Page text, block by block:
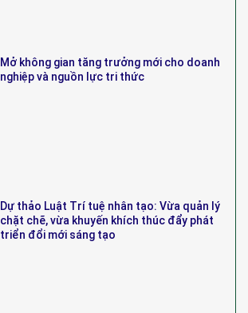
Mở không gian tăng trưởng mới cho doanh
nghiệp và nguồn lực tri thức
Dự thảo Luật Trí tuệ nhân tạo: Vừa quản lý
chặt chẽ, vừa khuyến khích thúc đẩy phát
triển đổi mới sáng tạo